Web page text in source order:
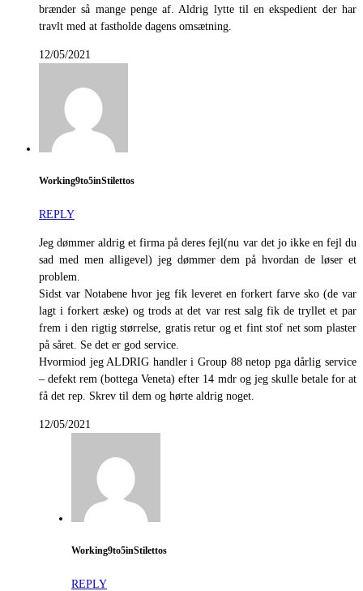
brænder så mange penge af. Aldrig lytte til en ekspedient der har
travlt med at fastholde dagens omsætning.
12/05/2021
Working9to5inStilettos
REPLY
Jeg dømmer aldrig et firma på deres fejl(nu var det jo ikke en fejl du
sad med men alligevel) jeg dømmer dem på hvordan de løser et
problem.
Sidst var Notabene hvor jeg fik leveret en forkert farve sko (de var
lagt i forkert æske) og trods at det var rest salg fik de tryllet et par
frem i den rigtig størrelse, gratis retur og et fint stof net som plaster
på såret. Se det er god service.
Hvormiod jeg ALDRIG handler i Group 88 netop pga dårlig service
– defekt rem (bottega Veneta) efter 14 mdr og jeg skulle betale for at
få det rep. Skrev til dem og hørte aldrig noget.
12/05/2021
Working9to5inStilettos
REPLY